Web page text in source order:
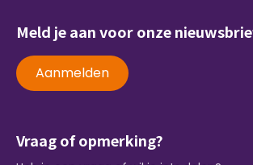
Meld je aan voor onze
Aanmelden
Vraag of opmerking?